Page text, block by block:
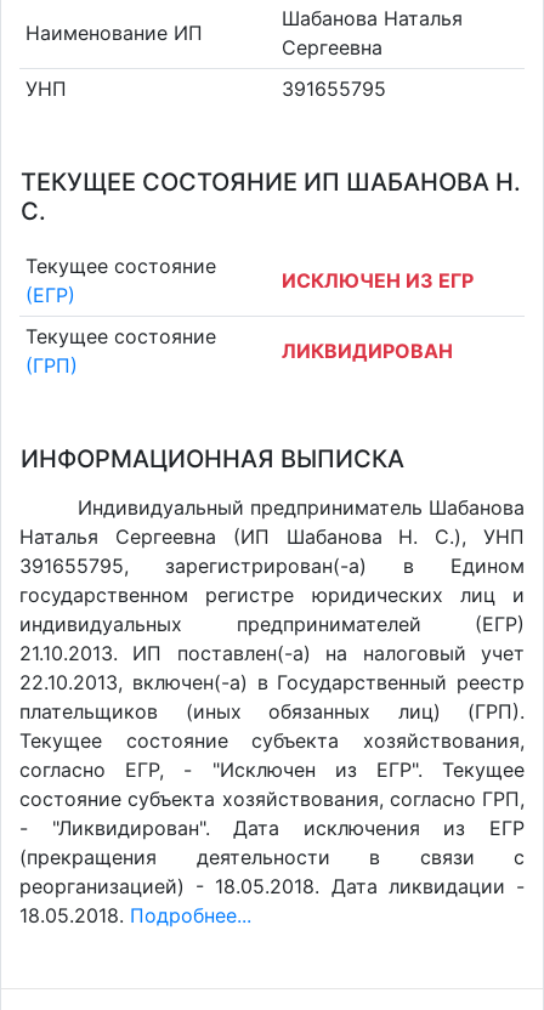
Наименование ИП
Шабанова Наталья
Сергеевна
УНП
391655795
ТЕКУЩЕЕ СОСТОЯНИЕ ИП ШАБАНОВА Н.
С.
Текущее состояние
(ЕГР)
ИСКЛЮЧЕН ИЗ ЕГР
Текущее состояние
(ГРП)
ЛИКВИДИРОВАН
ИНФОРМАЦИОННАЯ ВЫПИСКА
Индивидуальный предприниматель Шабанова
Наталья Сергеевна (ИП Шабанова Н. С.), УНП
391655795, зарегистрирован(-а) в Едином
государственном регистре юридических лиц и
индивидуальных предпринимателей (ЕГР)
21.10.2013. ИП поставлен(-a) на налоговый учет
22.10.2013, включен(-a) в Государственный реестр
плательщиков (иных обязанных лиц) (ГРП).
Текущее состояние субъекта хозяйствования,
согласно ЕГР, - "Исключен из ЕГР". Текущее
состояние субъекта хозяйствования, согласно ГРП,
- "Ликвидирован". Дата исключения из ЕГР
(прекращения деятельности в связи с
реорганизацией) - 18.05.2018. Дата ликвидации -
18.05.2018. Подробнее...